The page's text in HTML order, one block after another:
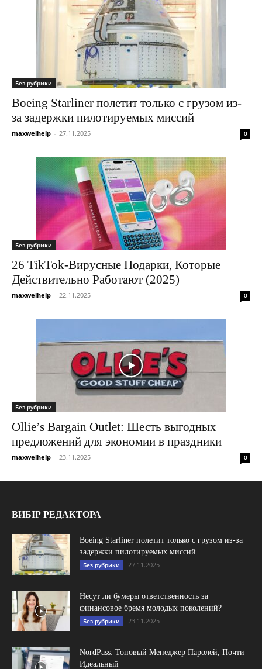
Без рубрики
Boeing Starliner полетит только с грузом из-
за задержки пилотируемых миссий
maxwelhelp - 27.11.2025 0
Без рубрики
26 TikTok-Вирусные Подарки, Которые
Действительно Работают (2025)
maxwelhelp - 22.11.2025 0
Без рубрики
Ollie’s Bargain Outlet: Шесть выгодных
предложений для экономии в праздники
maxwelhelp - 23.11.2025 0
ВИБІР РЕДАКТОРА
Boeing Starliner полетит только с грузом из-за
задержки пилотируемых миссий
Без рубрики 27.11.2025
Несут ли бумеры ответственность за
финансовое бремя молодых поколений?
Без рубрики 23.11.2025
NordPass: Топовый Менеджер Паролей, Почти
Идеальный